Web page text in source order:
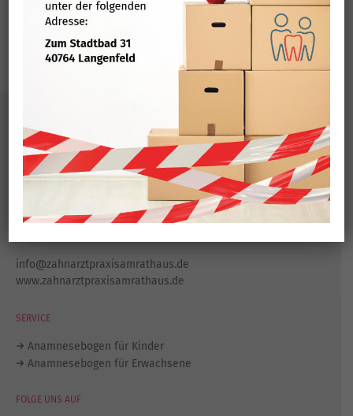
zur Terminvergabe
Zahnarztpraxis am Rathaus
Konrad-Adenauer-Platz 8
40764 Langenfeld
Tel.:021 73 / 80 444
info@zahnarztpraxisamrathaus.de
www.zahnarztpraxisamrathaus.de
SERVICE
Anamnesebogen für Kinder
Anamnesebogen für Erwachsene
FOLGE UNS AUF